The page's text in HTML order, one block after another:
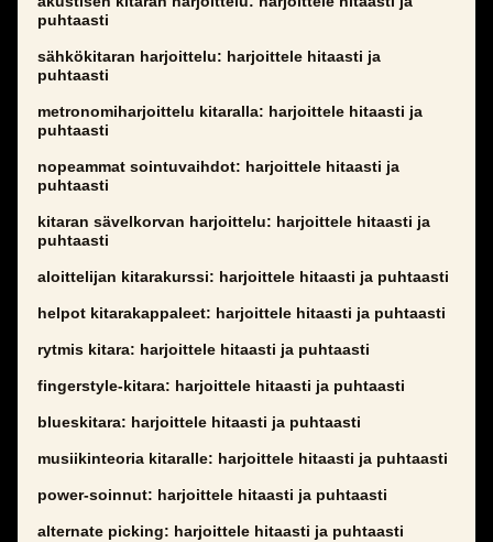
puhtaasti
sähkökitaran harjoittelu: harjoittele hitaasti ja
puhtaasti
metronomiharjoittelu kitaralla: harjoittele hitaasti ja
puhtaasti
nopeammat sointuvaihdot: harjoittele hitaasti ja
puhtaasti
kitaran sävelkorvan harjoittelu: harjoittele hitaasti ja
puhtaasti
aloittelijan kitarakurssi: harjoittele hitaasti ja puhtaasti
helpot kitarakappaleet: harjoittele hitaasti ja puhtaasti
rytmis kitara: harjoittele hitaasti ja puhtaasti
fingerstyle-kitara: harjoittele hitaasti ja puhtaasti
blueskitara: harjoittele hitaasti ja puhtaasti
musiikinteoria kitaralle: harjoittele hitaasti ja puhtaasti
power-soinnut: harjoittele hitaasti ja puhtaasti
alternate picking: harjoittele hitaasti ja puhtaasti